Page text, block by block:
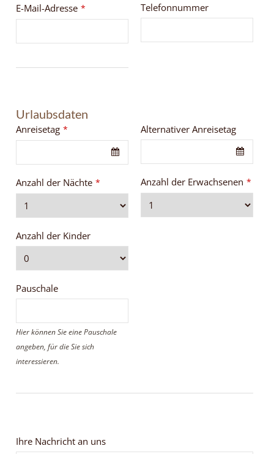
E-Mail-Adresse * Telefonnummer
Urlaubsdaten
Anreisetag *
Anzahl der Nächte *
Anzahl der Kinder
Pauschale
Hier können Sie eine Pauschale
angeben, für die Sie sich
interessieren.
Alternativer Anreisetag
Anzahl der Erwachsenen *
Ihre Nachricht an uns